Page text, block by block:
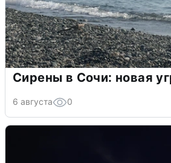
Сирены в Сочи: новая
6 августа 0